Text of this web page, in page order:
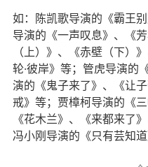
如：陈凯歌导演的《霸王
导演的《一声叹息》、《
（上）》、《赤壁（下）
轮·彼岸》等；管虎导演的
演的《鬼子来了》、《让
戒》等；贾樟柯导演的《
《花木兰》、《来都来了
冯小刚导演的《只有芸知道